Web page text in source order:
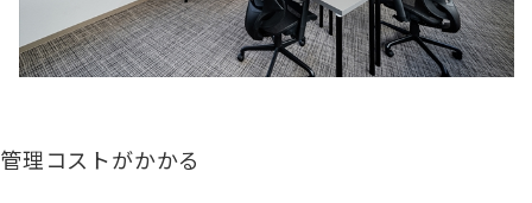
管理コストがかかる